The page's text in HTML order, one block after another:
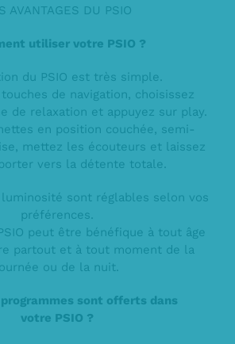
AVANTAGES DU PSIO
utiliser votre PSIO ?
du PSIO est très simple.
touches de navigation, choisissez
de relaxation et appuyez sur play.
en position couchée, semi-
mettez les écouteurs et laissez
vers la détente totale.
sont réglables selon vos
préférences.
peut être bénéfique à tout âge
partout et à tout moment de la
journée ou de la nuit.
sont offerts dans
votre PSIO ?